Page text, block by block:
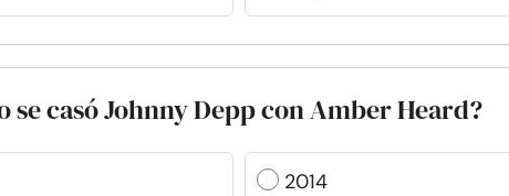
se casó Johnny Depp con Amber Heard?
2014